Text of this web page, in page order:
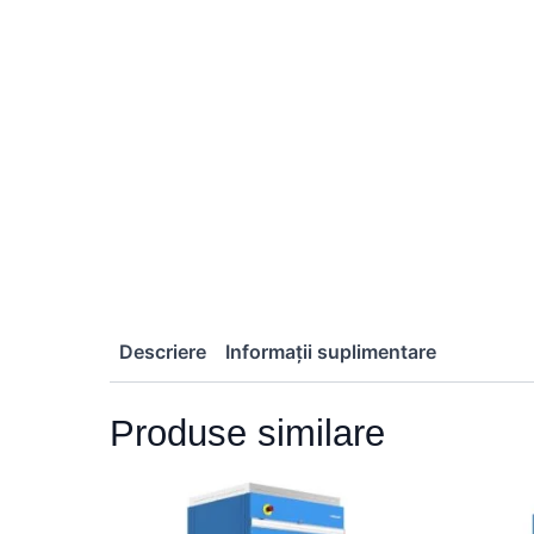
Descriere Informații suplimentare
Produse similare